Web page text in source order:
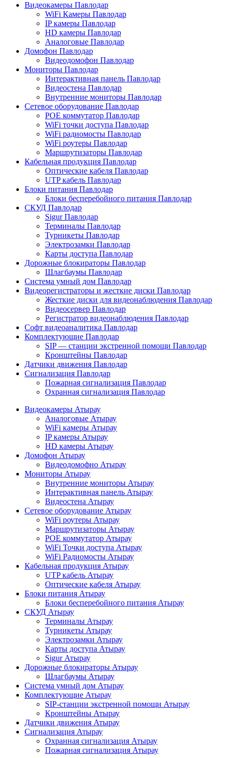
Видеокамеры Павлодар
WiFi Камеры Павлодар
IP камеры Павлодар
HD камеры Павлодар
Аналоговые Павлодар
Домофон Павлодар
Видеодомофон Павлодар
Мониторы Павлодар
Интерактивная панель Павлодар
Видеостена Павлодар
Внутренние мониторы Павлодар
Сетевое оборудование Павлодар
POE коммутатор Павлодар
WiFi точки доступа Павлодар
WiFi радиомосты Павлодар
WiFi роутеры Павлодар
Маршрутизаторы Павлодар
Кабельная продукция Павлодар
Оптические кабеля Павлодар
UTP кабель Павлодар
Блоки питания Павлодар
Блоки бесперебойного питания Павлодар
СКУД Павлодар
Sigur Павлодар
Терминалы Павлодар
Турникеты Павлодар
Электрозамки Павлодар
Карты доступа Павлодар
Дорожные блокираторы Павлодар
Шлагбаумы Павлодар
Система умный дом Павлодар
Видеорегистраторы и жесткие диски Павлодар
Жесткие диски для видеонаблюдения Павлодар
Видеосервер Павлодар
Регистратор видеонаблюдения Павлодар
Софт видеоаналитика Павлодар
Комплектующие Павлодар
SIP — станции экстренной помощи Павлодар
Кронштейны Павлодар
Датчики движения Павлодар
Сигнализация Павлодар
Пожарная сигнализация Павлодар
Охранная сигнализация Павлодар
Видеокамеры Атырау
Аналоговые Атырау
WiFi камеры Атырау
IP камеры Атырау
HD камеры Атырау
Домофон Атырау
Видеодомофно Атырау
Мониторы Атырау
Внутренние мониторы Атырау
Интерактивная панель Атырау
Видеостена Атырау
Сетевое оборудование Атырау
WiFi роутеры Атырау
Маршрутизаторы Атырау
POE коммутатор Атырау
WiFi Точки доступа Атырау
WiFi Радиомосты Атырау
Кабельная продукция Атырау
UTP кабель Атырау
Оптические кабеля Атырау
Блоки питания Атырау
Блоки бесперебойного питания Атырау
СКУД Атырау
Терминалы Атырау
Турникеты Атырау
Электрозамки Атырау
Карты доступа Атырау
Sigur Атырау
Дорожные блокираторы Атырау
Шлагбаумы Атырау
Система умный дом Атырау
Комплектующие Атырау
SIP-станции экстренной помощи Атырау
Кронштейны Атырау
Датчики движения Атырау
Сигнализация Атырау
Охранная сигнализация Атырау
Пожарная сигнализация Атырау